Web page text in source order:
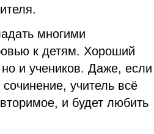
многими
к детям. Хороший
и учеников. Даже, если
учитель всё
и будет любить